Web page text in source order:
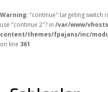
Warning: "continue" targeting switch
use "continue 2"? in /var/www/
content/themes/fpajans/inc/
on line 361